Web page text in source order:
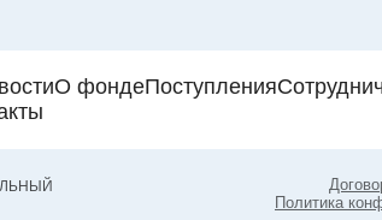
О фондеПоступления
Политика